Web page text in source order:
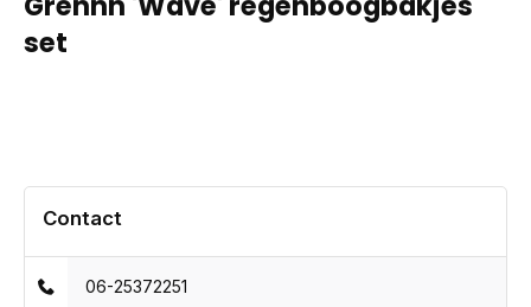
set
Contact
06-25372251